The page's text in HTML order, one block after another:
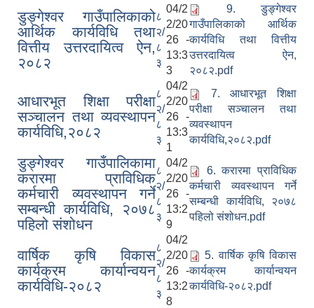
डुङ्गेश्वर गाउँपालिकाको
आर्थिक कार्यविधि तथा
वित्तीय उत्तरदायित्व ऐन,
२०८२
८
२/
८
३
04/2
2/20
26 -
13:3
3
9. डुङ्गेश्वर
गाउँपालिकाको आर्थिक
कार्यविधि तथा वित्तीय
उत्तरदायित्व ऐन,
२०८२.pdf
आधारभूत शिक्षा परीक्षा
सञ्चालन तथा व्यवस्थापन
कार्यविधि,२०८२
८
२/
८
३
04/2
2/20
26 -
13:3
1
7. आधारभूत शिक्षा
परीक्षा सञ्चालन तथा
व्यवस्थापन
कार्यविधि,२०८२.pdf
डुङ्गेश्वर गाउँपालिकामा
करारमा प्राविधिक
कर्मचारी व्यवस्थापन गर्ने
सम्बन्धी कार्यविधि, २०७८
पहिलो संशोधन
८
२/
८
३
04/2
2/20
26 -
13:2
9
6. करारमा प्राविधिक
कर्मचारी व्यवस्थापन गर्ने
सम्बन्धी कार्यविधि, २०७८
पहिलो संशोधन.pdf
वार्षिक कृषि विकास
कार्यक्रम कार्यान्वयन
कार्यविधि-२०८२
८
२/
८
३
04/2
2/20
26 -
13:2
8
5. वार्षिक कृषि विकास
कार्यक्रम कार्यान्वयन
कार्यविधि-२०८२.pdf